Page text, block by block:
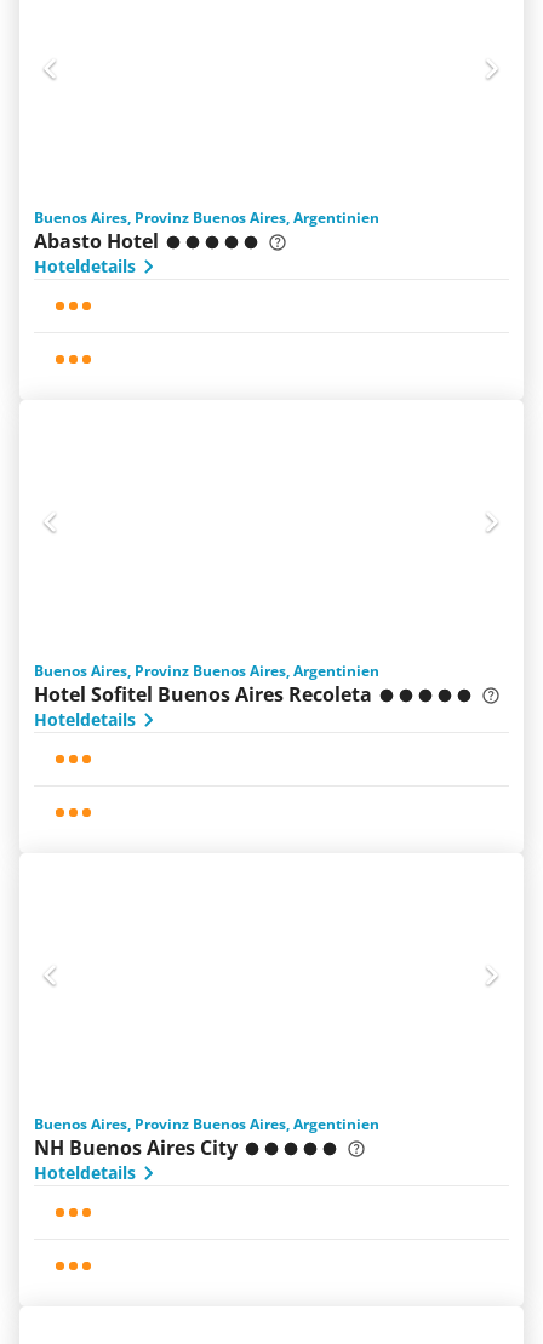
Buenos Aires, Provinz Buenos Aires, Argentinien
Abasto Hotel
Hoteldetails
Buenos Aires, Provinz Buenos Aires, Argentinien
Hotel Sofitel Buenos Aires Recoleta
Hoteldetails
Buenos Aires, Provinz Buenos Aires, Argentinien
NH Buenos Aires City
Hoteldetails